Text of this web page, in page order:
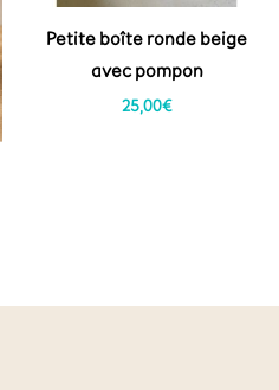
Petite boîte ronde beige
avec pompon
25,00€